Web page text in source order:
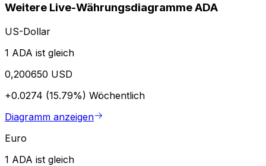
Weitere Live-Währungsdiagramme ADA
US-Dollar
1 ADA ist gleich
0,200650 USD
+0.0274 (15.79%) Wöchentlich
Diagramm anzeigen
Euro
1 ADA ist gleich